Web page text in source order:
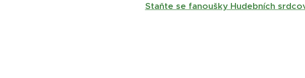
Staňte se fanoušky Hudebních